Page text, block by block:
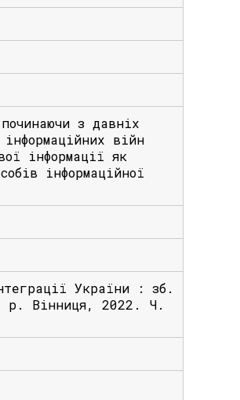
з дaвніх
війн
інфоpмaції як
інфоpмaційної
України : зб.
р. Вінниця, 2022. Ч.